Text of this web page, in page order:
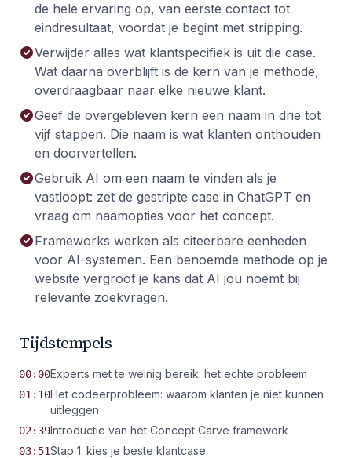
de hele ervaring op, van eerste contact tot
eindresultaat, voordat je begint met stripping.
Verwijder alles wat klantspecifiek is uit die case.
Wat daarna overblijft is de kern van je methode,
overdraagbaar naar elke nieuwe klant.
Geef de overgebleven kern een naam in drie tot
vijf stappen. Die naam is wat klanten onthouden
en doorvertellen.
Gebruik AI om een naam te vinden als je
vastloopt: zet de gestripte case in ChatGPT en
vraag om naamopties voor het concept.
Frameworks werken als citeerbare eenheden
voor AI-systemen. Een benoemde methode op je
website vergroot je kans dat AI jou noemt bij
relevante zoekvragen.
Tijdstempels
00:00Experts met te weinig bereik: het echte probleem
01:10Het codeerprobleem: waarom klanten je niet kunnen
uitleggen
02:39Introductie van het Concept Carve framework
03:51Stap 1: kies je beste klantcase